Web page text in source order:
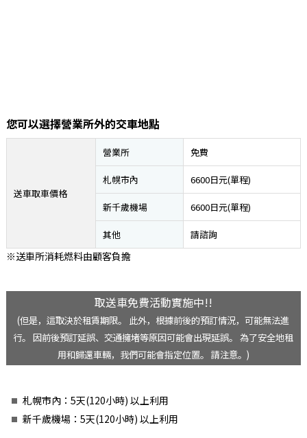
您可以選擇營業所外的交車地點
送車取車價格
營業所 免費
札幌市內 6600日元(單程)
新千歲機場 6600日元(單程)
其他 請諮詢
※送車所消耗燃料由顧客負擔
取送車免費活動實施中!!
(但是，這取決於租賃期限。 此外，根據前後的預訂情況，可能無法進
行。 因前後預訂延誤、交通擁堵等原因可能會出現延誤。 為了安全地租
用和歸還車輛，我們可能會指定位置。 請注意。)
札幌市內：5天(120小時) 以上利用
新千歲機場：5天(120小時) 以上利用